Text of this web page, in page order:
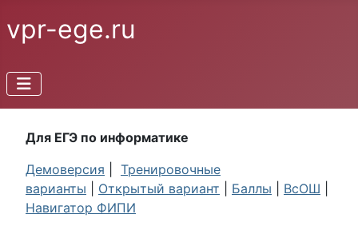
vpr-ege.ru
Для ЕГЭ по информатике
Демоверсия
Тренировочные
варианты
Открытый вариант Баллы ВсОШ
Навигатор ФИПИ